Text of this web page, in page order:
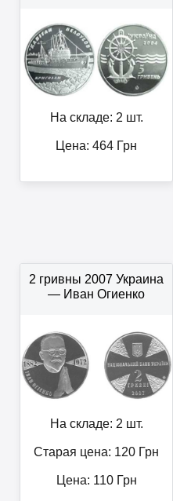
На складе: 2 шт.
Цена: 464 Грн
2 гривны 2007 Украина
— Иван Огиенко
На складе: 2 шт.
Старая цена: 120 Грн
Цена: 110Грн